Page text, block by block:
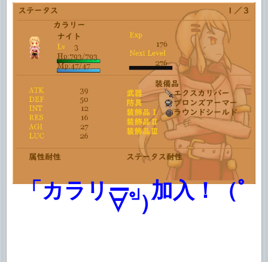
「カラリー」加入！（ﾟ
∀ﾟ）